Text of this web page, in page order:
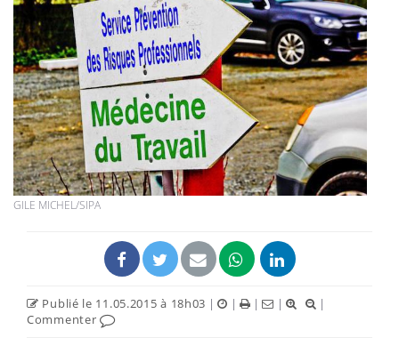
GILE MICHEL/SIPA
Publié le 11.05.2015 à 18h03 | | | |
|
Commenter